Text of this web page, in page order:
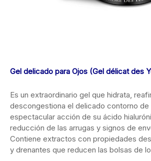
Gel delicado para Ojos (Gel délicat des
Es un extraordinario gel que hidrata,
descongestiona el delicado contorno de
espectacular acción de su ácido
reducción de las arrugas y signos de
Contiene extractos con propiedades
y drenantes que reducen las bolsas de